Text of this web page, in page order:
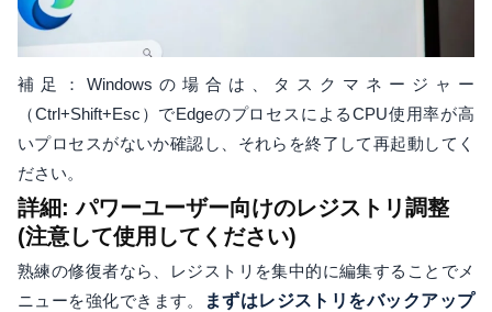
補足：Windowsの場合は、タスクマネージャー
（Ctrl+Shift+Esc）でEdgeのプロセスによるCPU使用率が高
いプロセスがないか確認し、それらを終了して再起動してく
ださい。
詳細: パワーユーザー向けのレジストリ調整
(注意して使用してください)
熟練の修復者なら、レジストリを集中的に編集することでメ
ニューを強化できます。
まずはレジストリをバックアップ